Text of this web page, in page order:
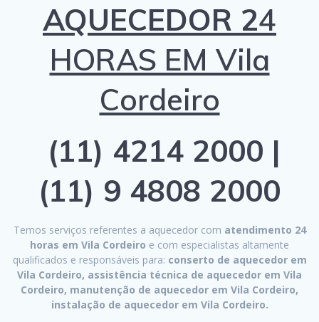
AQUECEDOR 24
HORAS EM Vila
Cordeiro
(11) 4214 2000 |
(11) 9 4808 2000
Temos serviços referentes a aquecedor com atendimento 24
horas em Vila Cordeiro e com especialistas altamente
qualificados e responsáveis para: conserto de aquecedor em
Vila Cordeiro, assistência técnica de aquecedor em Vila
Cordeiro, manutenção de aquecedor em Vila Cordeiro,
instalação de aquecedor em Vila Cordeiro.